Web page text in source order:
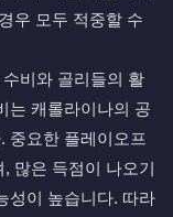
우 모두 적중할 수
비와 골리들의 활
는 캐롤라이나의 공
중요한 플레이오프
많은 득점이 나오기
성이 높습니다. 따라